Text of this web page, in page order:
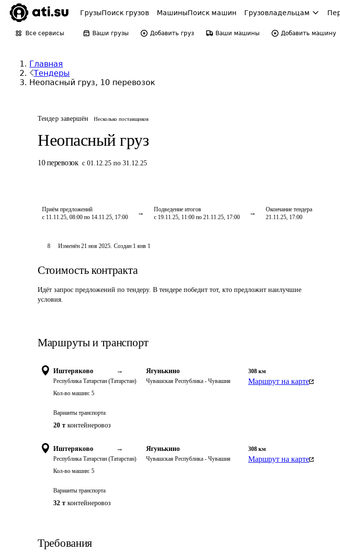
ГрузыПоиск грузов МашиныПоиск машин Грузовладельцам
Все сервисы Ваши грузы Добавить груз Ваши машины Добавить машину
Главная
Тендеры
Неопасный груз, 10 перевозок
Тендер завершён Несколько поставщиков
Неопасный груз
10 перевозок с 01.12.25 по 31.12.25
Приём предложений
с 11.11.25, 08:00 по 14.11.25, 17:00
Подведение итогов
с 19.11.25, 11:00 по 21.11.25, 17:00
Окончание тендера
21.11.25, 17:00
8 Изменён 21 ноя 2025. Создан 1 янв 1
Стоимость контракта
Идёт запрос предложений по тендеру. В тендере победит тот, кто предложит наилучшие
условия.
Маршруты и транспорт
Иштеряково →
Республика Татарстан (Татарстан)
Ягунькино
Чувашская Республика - Чувашия
308 км
Маршрут на карте
Кол-во машин: 5
Варианты транспорта
20 т контейнеровоз
Иштеряково →
Республика Татарстан (Татарстан)
Ягунькино
Чувашская Республика - Чувашия
308 км
Маршрут на карте
Кол-во машин: 5
Варианты транспорта
32 т контейнеровоз
Требования